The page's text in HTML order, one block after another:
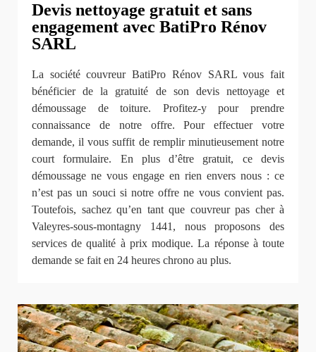
Devis nettoyage gratuit et sans
engagement avec BatiPro Rénov
SARL
La société couvreur BatiPro Rénov SARL vous fait
bénéficier de la gratuité de son devis nettoyage et
démoussage de toiture. Profitez-y pour prendre
connaissance de notre offre. Pour effectuer votre
demande, il vous suffit de remplir minutieusement notre
court formulaire. En plus d’être gratuit, ce devis
démoussage ne vous engage en rien envers nous : ce
n’est pas un souci si notre offre ne vous convient pas.
Toutefois, sachez qu’en tant que couvreur pas cher à
Valeyres-sous-montagny 1441, nous proposons des
services de qualité à prix modique. La réponse à toute
demande se fait en 24 heures chrono au plus.